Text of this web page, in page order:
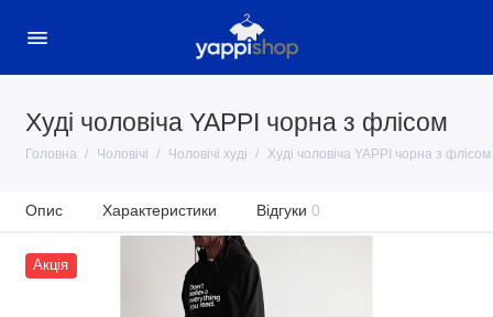
Худі чоловіча YAPPI чорна з флісом
Головна Чоловічі Чоловічі худі Худі чоловіча YAPPI чорна з флісом
Опис Характеристики Відгуки 0
Акція